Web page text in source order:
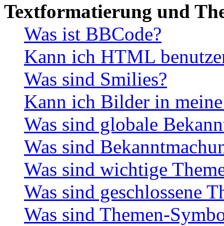
Textformatierung und
Was ist BBCode?
Kann ich HTML
Was sind Smilies?
Kann ich Bilder in
Was sind globale
Was sind
Was sind wichtige
Was sind geschlossene
Was sind Themen-